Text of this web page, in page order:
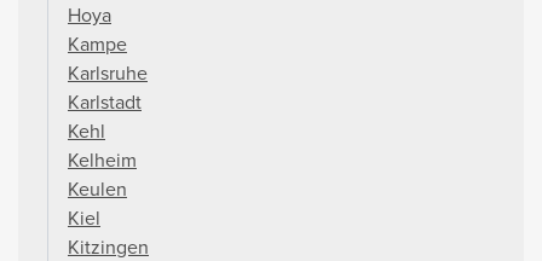
Hoya
Kampe
Karlsruhe
Karlstadt
Kehl
Kelheim
Keulen
Kiel
Kitzingen